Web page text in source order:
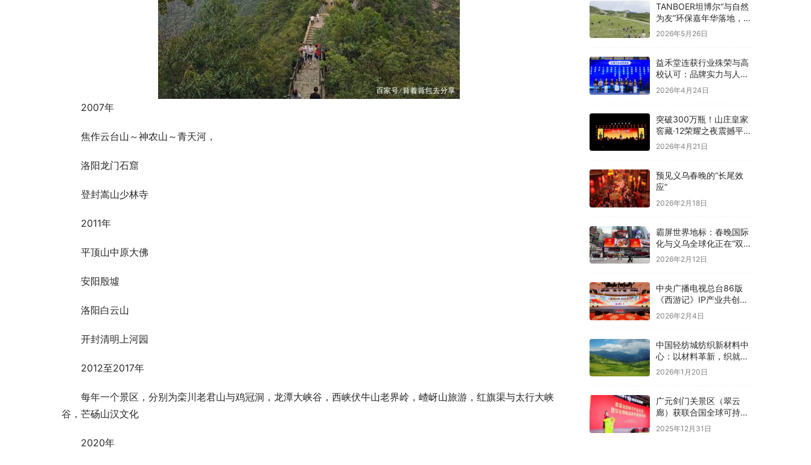
2007年
焦作云台山～神农山～青天河，
洛阳龙门石窟
登封嵩山少林寺
2011年
平顶山中原大佛
安阳殷墟
洛阳白云山
开封清明上河园
2012至2017年
每年一个景区，分别为栾川老君山与鸡冠洞，龙潭大峡谷，西峡伏牛山老界岭，嵖岈山旅游，红旗渠与太行大峡
谷，芒砀山汉文化
2020年
TANBOER坦博尔“与自然
为友”环保嘉年华落地，构
建四季户外可持续实践
2026年5月26日
益禾堂连获行业殊荣与高
校认可：品牌实力与人才
战略双线并进
2026年4月24日
突破300万瓶！山庄皇家
窖藏·12荣耀之夜震撼平
泉，冀酒超级大单品强势
2026年4月21日
预见义乌春晚的“长尾效
应”
2026年2月18日
霸屏世界地标：春晚国际
化与义乌全球化正在“双向
奔赴”！
2026年2月12日
中央广播电视总台86版
《西游记》IP产业共创大
会在京举办
2026年2月4日
中国轻纺城纺织新材料中
心：以材料革新，织就全
球纺织未来新图景
2026年1月20日
广元剑门关景区（翠云
廊）获联合国全球可持续
“地球家园”范例奖
2025年12月31日